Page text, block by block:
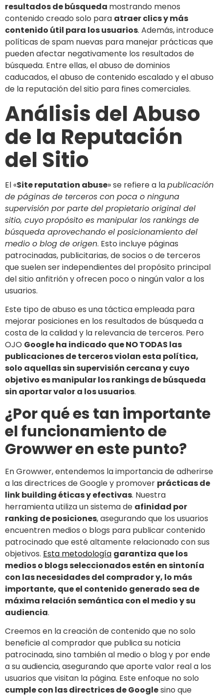
resultados de búsqueda mostrando menos
contenido creado solo para atraer clics y más
contenido útil para los usuarios. Además, introduce
políticas de spam nuevas para manejar prácticas que
pueden afectar negativamente los resultados de
búsqueda. Entre ellas, el abuso de dominios
caducados, el abuso de contenido escalado y el abuso
de la reputación del sitio para fines comerciales.
Análisis del Abuso
de la Reputación
del Sitio
El «Site reputation abuse» se refiere a lapublicación
de páginas de terceros con poca o ninguna
supervisión por parte del propietario original del
sitio, cuyo propósito es manipular los rankings de
búsqueda aprovechando el posicionamiento del
medio o blog de origen. Esto incluye páginas
patrocinadas, publicitarias, de socios o de terceros
que suelen ser independientes del propósito principal
del sitio anfitrión y ofrecen poco o ningún valor a los
usuarios.
Este tipo de abuso es una táctica empleada para
mejorar posiciones en los resultados de búsqueda a
costa de la calidad y la relevancia de terceros. Pero
OJO Google ha indicado que NO TODAS las
publicaciones de terceros violan esta política,
solo aquellas sin supervisión cercana y cuyo
objetivo es manipular los rankings de búsqueda
sin aportar valor a los usuarios.
¿Por qué es tan importante
el funcionamiento de
Growwer en este punto?
En Growwer, entendemos la importancia de adherirse
a las directrices de Google y promover prácticas de
link building éticas y efectivas. Nuestra
herramienta utiliza un sistema de afinidad por
ranking de posiciones, asegurando que los usuarios
encuentren medios o blogs para publicar contenido
patrocinado que esté altamente relacionado con sus
objetivos. Esta metodología garantiza que los
medios o blogs seleccionados estén en sintonía
con las necesidades del comprador y, lo más
importante, que el contenido generado sea de
máxima relación semántica con el medio y su
audiencia.
Creemos en la creación de contenido que no solo
beneficie al comprador que publica su noticia
patrocinada, sino también al medio o blog y por ende
a su audiencia, asegurando que aporte valor real a los
usuarios que visitan la página. Este enfoque no solo
cumple con las directrices de Googlesino que